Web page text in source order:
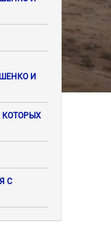
И
КОТОРЫХ
С